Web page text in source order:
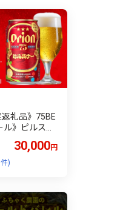
返礼品》75BE
》ピルスナ
地ビール お酒
橘系 爽やか
ント ギフト
名護市
30,000円
)